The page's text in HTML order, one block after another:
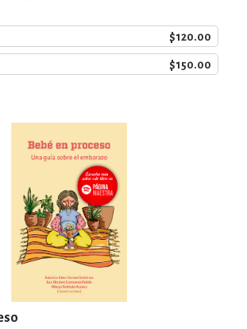
$120.00
$150.00